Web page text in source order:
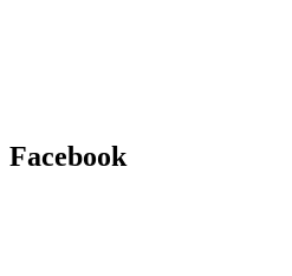
Facebook